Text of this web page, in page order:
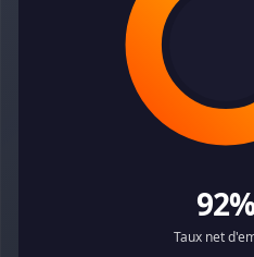
Taux net